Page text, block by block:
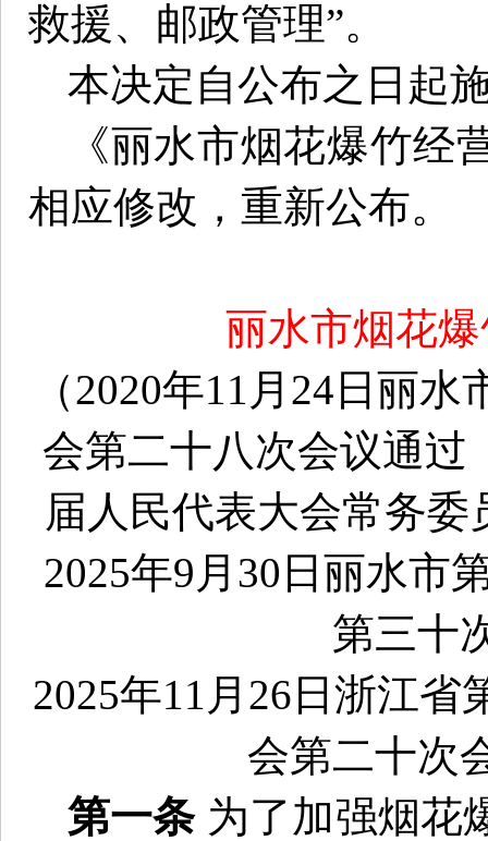
救援、邮政管理”。
本决定自公布之日起
《丽水市烟花爆竹
相应修改，重新公布。
丽水市烟花
（2020年11月24日丽
会第二十八次会议通过
届人民代表大会常务
2025年9月30日丽水市
第三十
2025年11月26日浙江
会第二十次
第一条 为了加强烟花